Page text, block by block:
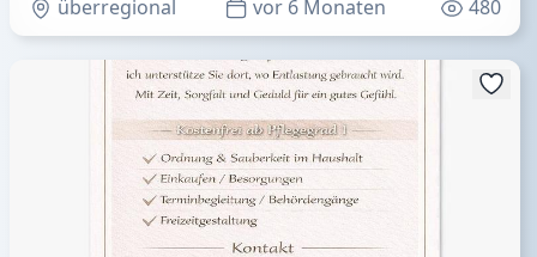
überregional vor 6 Monaten 480